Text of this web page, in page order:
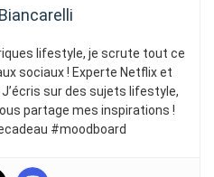
lifestyle, je scrute tout ce
sociaux ! Experte Netflix et
sur des sujets lifestyle,
partage mes inspirations !
#moodboard